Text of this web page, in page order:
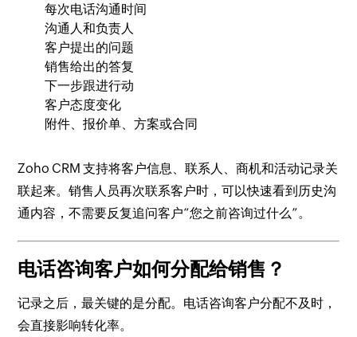
每次电话沟通时间
沟通人和负责人
客户提出的问题
销售给出的答复
下一步跟进行动
客户态度变化
附件、报价单、方案或合同
Zoho CRM 支持将客户信息、联系人、商机和活动记录关
联起来。销售人员再次联系客户时，可以快速看到历史沟
通内容，不需要反复追问客户“您之前咨询过什么”。
电话咨询客户如何分配给销售？
记录之后，最关键的是分配。电话咨询客户分配不及时，
会直接影响转化率。